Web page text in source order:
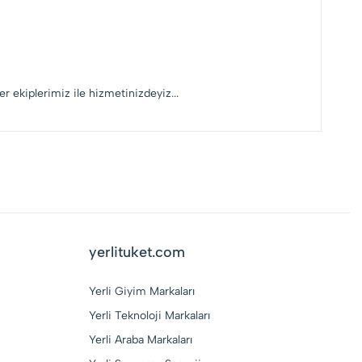
ekiplerimiz ile hizmetinizdeyiz...
yerlituket.com
Yerli Giyim Markaları
Yerli Teknoloji Markaları
Yerli Araba Markaları